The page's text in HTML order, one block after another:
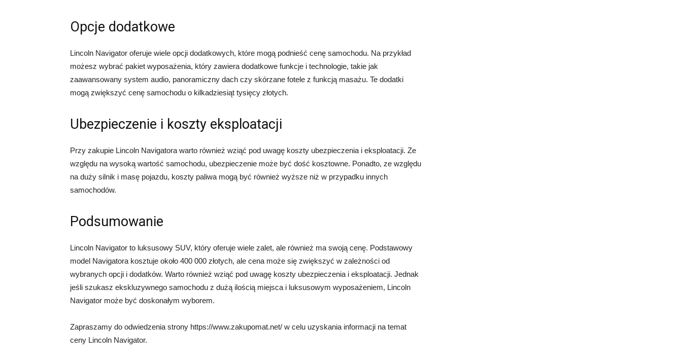
Opcje dodatkowe
Lincoln Navigator oferuje wiele opcji dodatkowych, które mogą podnieść cenę samochodu. Na przykład
możesz wybrać pakiet wyposażenia, który zawiera dodatkowe funkcje i technologie, takie jak
zaawansowany system audio, panoramiczny dach czy skórzane fotele z funkcją masażu. Te dodatki
mogą zwiększyć cenę samochodu o kilkadziesiąt tysięcy złotych.
Ubezpieczenie i koszty eksploatacji
Przy zakupie Lincoln Navigatora warto również wziąć pod uwagę koszty ubezpieczenia i eksploatacji. Ze
względu na wysoką wartość samochodu, ubezpieczenie może być dość kosztowne. Ponadto, ze względu
na duży silnik i masę pojazdu, koszty paliwa mogą być również wyższe niż w przypadku innych
samochodów.
Podsumowanie
Lincoln Navigator to luksusowy SUV, który oferuje wiele zalet, ale również ma swoją cenę. Podstawowy
model Navigatora kosztuje około 400 000 złotych, ale cena może się zwiększyć w zależności od
wybranych opcji i dodatków. Warto również wziąć pod uwagę koszty ubezpieczenia i eksploatacji. Jednak
jeśli szukasz ekskluzywnego samochodu z dużą ilością miejsca i luksusowym wyposażeniem, Lincoln
Navigator może być doskonałym wyborem.
Zapraszamy do odwiedzenia strony https://www.zakupomat.net/ w celu uzyskania informacji na temat
ceny Lincoln Navigator.